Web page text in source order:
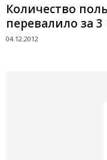
Количество
перевалило за
04.12.2012